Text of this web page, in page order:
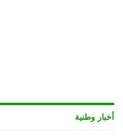
أخبار وطنية